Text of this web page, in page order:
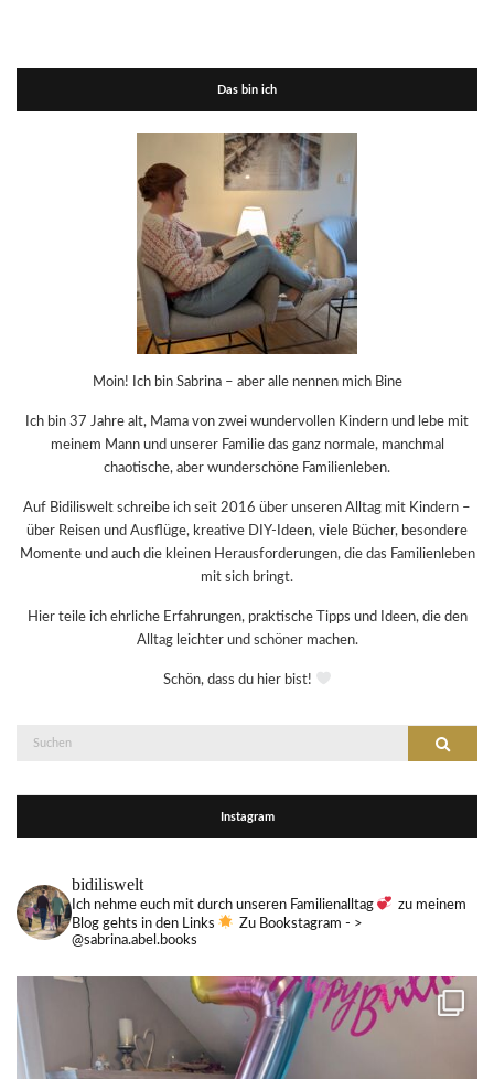
Das bin ich
Moin! Ich bin Sabrina – aber alle nennen mich Bine
Ich bin 37 Jahre alt, Mama von zwei wundervollen Kindern und lebe mit
meinem Mann und unserer Familie das ganz normale, manchmal
chaotische, aber wunderschöne Familienleben.
Auf Bidiliswelt schreibe ich seit 2016 über unseren Alltag mit Kindern –
über Reisen und Ausflüge, kreative DIY-Ideen, viele Bücher, besondere
Momente und auch die kleinen Herausforderungen, die das Familienleben
mit sich bringt.
Hier teile ich ehrliche Erfahrungen, praktische Tipps und Ideen, die den
Alltag leichter und schöner machen.
Schön, dass du hier bist!
Suche
Instagram
bidiliswelt
Ich nehme euch mit durch unseren Familienalltag
zu meinem
Blog gehts in den Links
Zu Bookstagram - >
@sabrina.abel.books